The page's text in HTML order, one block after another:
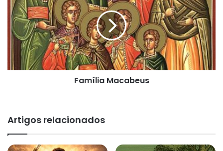
Família Macabeus
Artigos relacionados